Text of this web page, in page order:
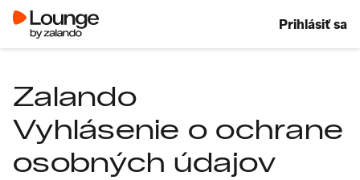
Prihlásiť sa
Zalando
Vyhlásenie o ochrane
osobných údajov